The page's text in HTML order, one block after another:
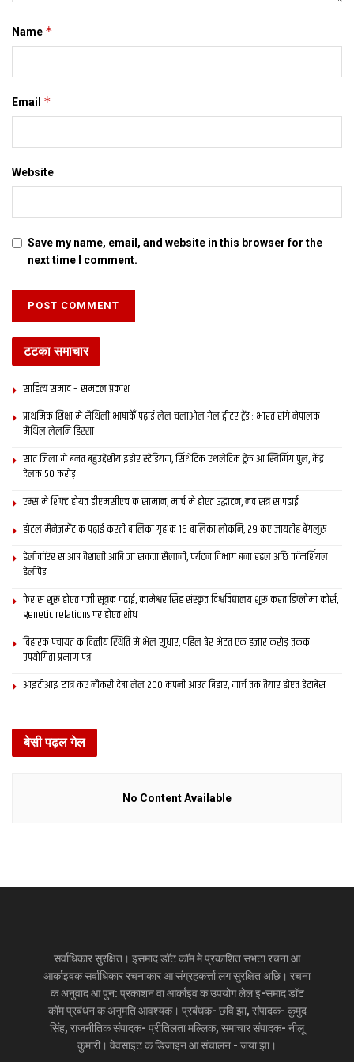
विस्तार स सुनौताह। ओ कहला जे हुनकर पिता बिहार स संबंध रखैत छलाह,
ताहि लेल हुनका बिहार स विशेष लगाव अछि।
Tags:
Name *
Email *
Website
Save my name, email, and website in this browser for the
next time I comment.
टटका समाचार
साहित्य समाद – समटल प्रकाश
प्राथमिक शि‍क्षा मे मैथि‍ली भाषाकेँ पढ़ाई लेल चलाओल गेल ट्वीटर ट्रेंड : भारत संगे नेपालक
मैथिल लेलनि हिस्सा
सात जिला मे बनत बहुउद्देशीय इंडोर स्‍टेडि‍यम, सिंथेटिक एथलेटिक ट्रेक आ स्विमिंग पुल, केंद्र
देलक 50 करोड़
एम्स मे शिफ्ट होयत डीएमसीएच क सामान, मार्च मे होएत उद्घाटन, नव सत्र स पढाई
होटल मैनेजमेंट क पढ़ाई करती बालिका गृह क 16 बालिका लोकनि, 29 कए जायतीह बेंगलुरु
हेलीकॉप्टर स आब वैशाली आबि जा सकता सैलानी, पर्यटन विभाग बना रहल अछि कॉमर्शियल
हेलीपैड
फेर स शुरू होएत पंजी सूत्रक पढाई, कामेश्वर सिंह संस्कृत विश्वविद्यालय शुरू करत डिप्लोमा कोर्स,
genetic relations पर होएत शोध
बिहारक पंचायत क वित्‍तीय स्थिति मे भेल सुधार, पहिल बेर भेटत एक हजार करोड़ तकक
उपयोगिता प्रमाण पत्र
आइटीआइ छात्र कए नौकरी देबा लेल 200 कंपनी आउत बिहार, मार्च तक तैयार होएत डेटाबेस
बेसी पढ़ल गेल
No Content Available
सर्वाधिकार सुरक्षित। इसमाद डॉट कॉम मे प्रकाशित सभटा रचना आ
आर्काइवक सर्वाधिकार रचनाकार आ संग्रहकर्त्ता लग सुरक्षित अछि। रचना
क अनुवाद आ पुन: प्रकाशन वा आर्काइव क उपयोग लेल इ-समाद डॉट
कॉम प्रबंधन क अनुमति आवश्यक। प्रबंधक- छवि झा, संपादक- कुमुद
सिंह, राजनीतिक संपादक- प्रीतिलता मल्लिक, समाचार संपादक- नीलू
कुमारी। वेवसाइट क डिजाइन आ संचालन - जया झा।